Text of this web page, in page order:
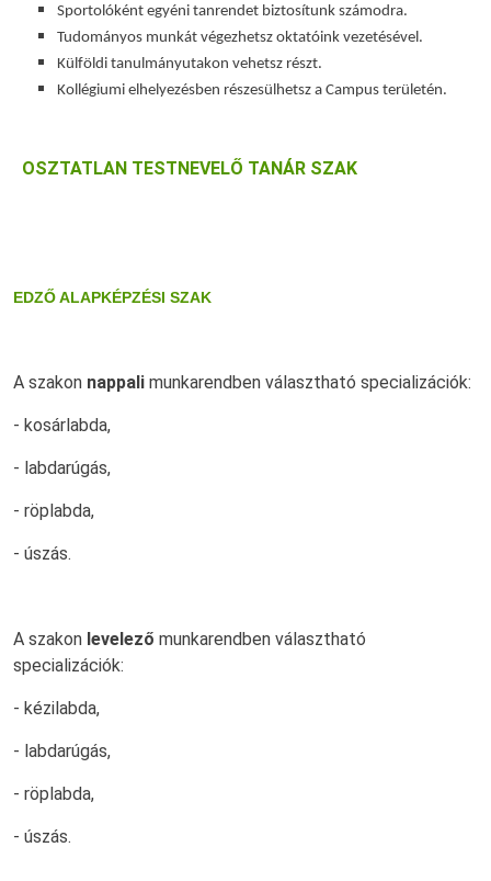
Sportolóként egyéni tanrendet biztosítunk számodra.
Tudományos munkát végezhetsz oktatóink vezetésével.
Külföldi tanulmányutakon vehetsz részt.
Kollégiumi elhelyezésben részesülhetsz a Campus területén.
OSZTATLAN TESTNEVELŐ TANÁR SZAK
EDZŐ ALAPKÉPZÉSI SZAK
A szakon nappali munkarendben választható specializációk:
- kosárlabda,
- labdarúgás,
- röplabda,
- úszás.
A szakon levelező munkarendben választható
specializációk:
- kézilabda,
- labdarúgás,
- röplabda,
- úszás.